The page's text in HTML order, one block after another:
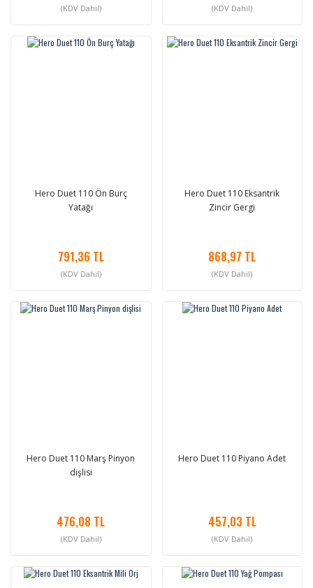
(KDV Dahil) (KDV Dahil)
Hero Duet 110 Ön Burç
Yatağı
791,36 TL
(KDV Dahil)
Hero Duet 110 Eksantrik
Zincir Gergi
868,97 TL
(KDV Dahil)
Hero Duet 110 Marş Pinyon
dişlisi
476,08 TL
(KDV Dahil)
Hero Duet 110 Piyano Adet
457,03 TL
(KDV Dahil)